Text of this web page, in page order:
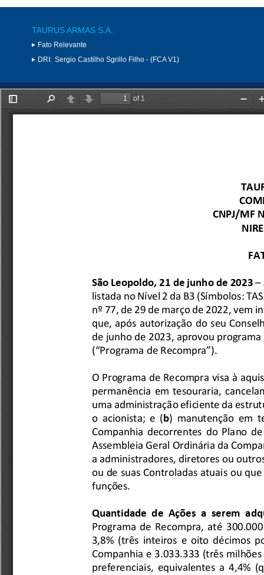
TAURUS ARMAS S.A.
Fato Relevante
DRI: Sergio Castilho Sgrillo Filho - (FCA V1)